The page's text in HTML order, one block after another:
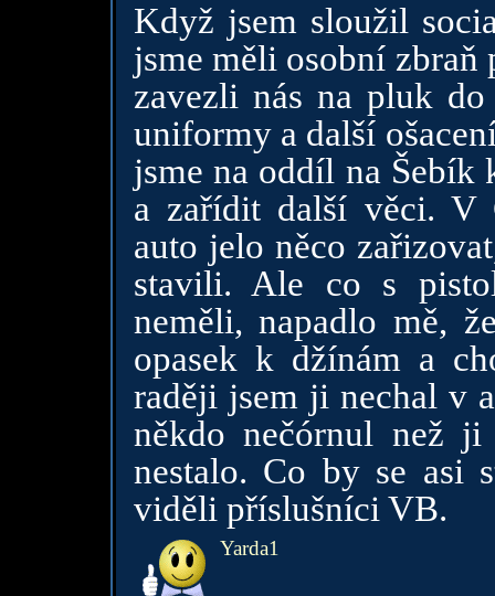
Když jsem sloužil
jsme měli osobní
zavezli nás na pluk
uniformy a další
jsme na oddíl na Šebík
a zařídit další věci. V
auto jelo něco
stavili. Ale co s
neměli, napadlo mě,
opasek k džínám a
raději jsem ji nechal v
někdo nečórnul než ji
nestalo. Co by se asi
viděli příslušníci VB.
Yarda1